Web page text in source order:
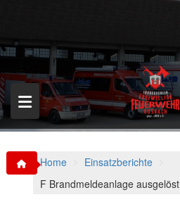
p
o
c
o
n
t
Home
Einsatzberichte
F Brandmeldeanlage ausgelöst